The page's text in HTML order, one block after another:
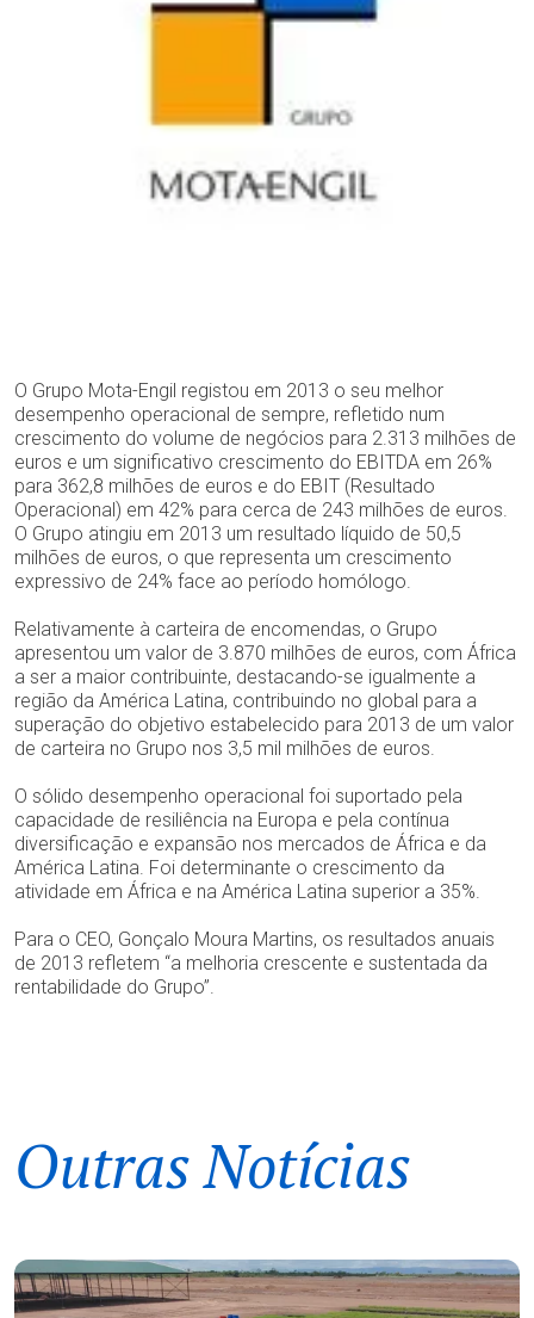
O Grupo Mota-Engil registou em 2013 o seu melhor
desempenho operacional de sempre, refletido num
crescimento do volume de negócios para 2.313 milhões de
euros e um significativo crescimento do EBITDA em 26%
para 362,8 milhões de euros e do EBIT (Resultado
Operacional) em 42% para cerca de 243 milhões de euros.
O Grupo atingiu em 2013 um resultado líquido de 50,5
milhões de euros, o que representa um crescimento
expressivo de 24% face ao período homólogo.
Relativamente à carteira de encomendas, o Grupo
apresentou um valor de 3.870 milhões de euros, com África
a ser a maior contribuinte, destacando-se igualmente a
região da América Latina, contribuindo no global para a
superação do objetivo estabelecido para 2013 de um valor
de carteira no Grupo nos 3,5 mil milhões de euros.
O sólido desempenho operacional foi suportado pela
capacidade de resiliência na Europa e pela contínua
diversificação e expansão nos mercados de África e da
América Latina. Foi determinante o crescimento da
atividade em África e na América Latina superior a 35%.
Para o CEO, Gonçalo Moura Martins, os resultados anuais
de 2013 refletem “a melhoria crescente e sustentada da
rentabilidade do Grupo”.
Outras Notícias